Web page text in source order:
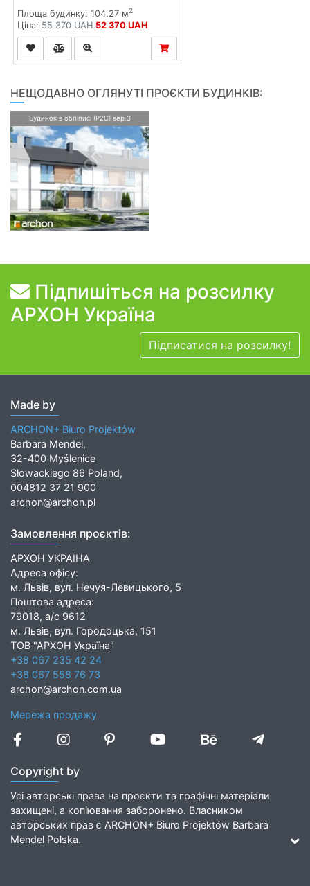
Площа будинку: 104.27 м2
Ціна: 55 370 UAH 52 370 UAH
НЕЩОДАВНО ОГЛЯНУТІ ПРОЄКТИ БУДИНКІВ:
Будинок в обліписі (Р2С) вер.3
Підпишіться на розсилку
АРХОН Україна
Підписатися на розсилку!
Made by
ARCHON+ Biuro Projektów
Barbara Mendel,
32-400 Myślenice
Słowackiego 86 Poland,
004812 37 21 900
archon@archon.pl
Замовлення проєктів:
АРХОН УКРАЇНА
Адреса офісу:
м. Львів, вул. Нечуя-Левицького, 5
Поштова адреса:
79018, а/с 9612
м. Львів, вул. Городоцька, 151
ТОВ "АРХОН Україна"
+38 067 235 42 24
+38 067 558 76 73
archon@archon.com.ua
Мережа продажу
Copyright by
Усі авторські права на проєкти та графічні матеріали
захищені, а копіювання заборонено. Власником
авторських прав є ARCHON+ Biuro Projektów Barbara
Mendel Polska.